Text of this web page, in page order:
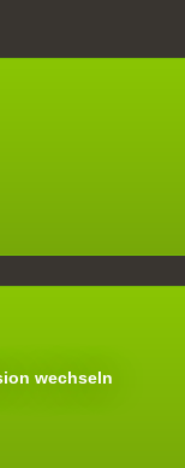
wechseln